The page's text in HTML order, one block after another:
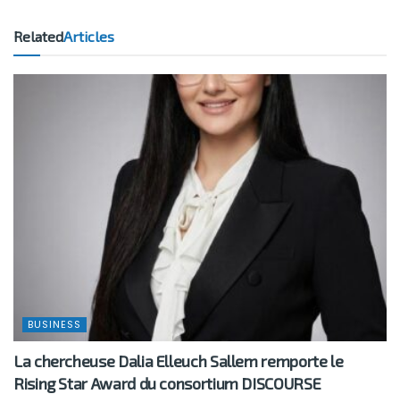
RelatedArticles
BUSINESS
La chercheuse Dalia Elleuch Sallem remporte le
Rising Star Award du consortium DISCOURSE